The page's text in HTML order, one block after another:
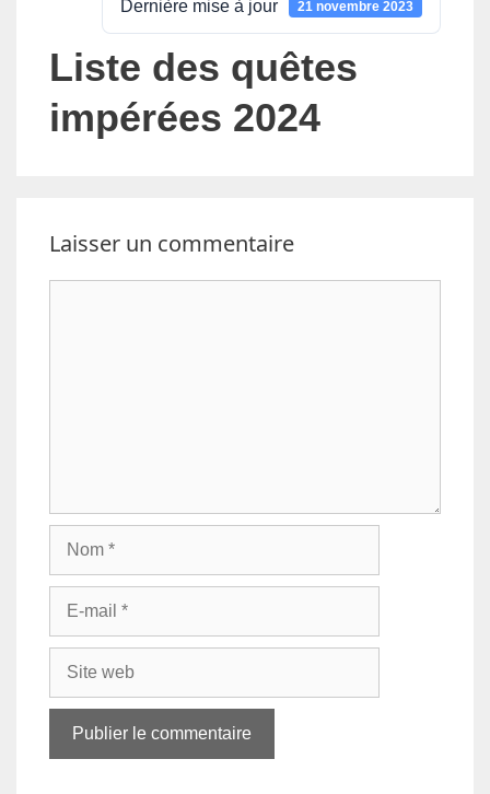
Dernière mise à jour 21 novembre 2023
Liste des quêtes
impérées 2024
Laisser un commentaire